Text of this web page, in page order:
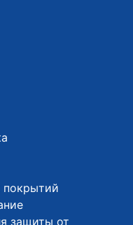
покрытий
защиты от